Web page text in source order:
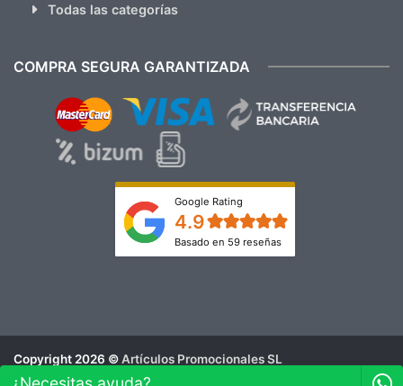
Todas las categorías
COMPRA SEGURA GARANTIZADA
Google Rating
4.9
Basado en 59 reseñas
Copyright 2026 ©Artículos Promocionales SL
Aviso Legal